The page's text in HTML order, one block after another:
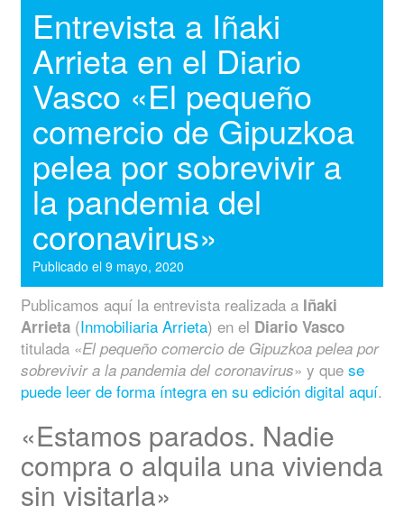
Entrevista a Iñaki
Arrieta en el Diario
Vasco «El pequeño
comercio de Gipuzkoa
pelea por sobrevivir a
la pandemia del
coronavirus»
Publicado el 9 mayo, 2020
Publicamos aquí la entrevista realizada a Iñaki
Arrieta (Inmobiliaria Arrieta) en el Diario Vasco
titulada «El pequeño comercio de Gipuzkoa pelea por
sobrevivir a la pandemia del coronavirus» y que se
puede leer de forma íntegra en su edición digital aquí.
«Estamos parados. Nadie
compra o alquila una vivienda
sin visitarla»